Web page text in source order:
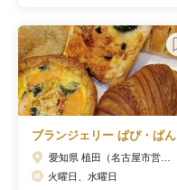
ブランジェリー ぱぴ・ぱん
火曜日、水曜日